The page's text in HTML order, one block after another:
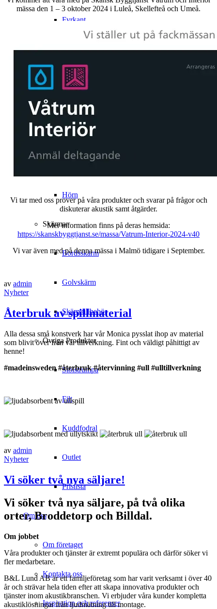
Fyrkant
Rund
Hexagon
Triangel
Plank
Hörn
Skärmar
Bordsskärm
Golvskärm
Skärmtillbehör
Övriga Produkter
Stolstrumpa
Filt
Kuddfodral
Outlet
Prislista
Om oss
Om företaget
Kontakta oss
Inspiration och referenser
mässa den 1 – 3 oktober 2024 i Luleå, Skellefteå och Umeå.
Vi tar med oss prover på våra produkter och svarar på frågor och
diskuterar akustik samt åtgärder.
Mer information finns på deras hemsida:
https://skanskbyggtjanst.se/massa/Vatrum-Interior-2024-v40
Vi var även med på denna mässa i Malmö tidigare i September.
av admin
Nyheter
Återbruk av spillmaterial
Alla dessa små konstverk har vår Monica pysslat ihop av material
som blivit över från vår tillverkning. Fint och väldigt påhittigt av
henne!
#madeinsweden #återbruk #återvinning #ull #ulltillverkning
av admin
Nyheter
Vi söker två nya säljare!
Vi söker två nya säljare, på två olika
orter, Broddetorp och Billdal.
Om jobbet
Våra produkter och tjänster är extremt populära och därför söker vi
fler medarbetare.
B&L Lund AB är ett familjeföretag som har varit verksamt i över 40
år och strävar hela tiden efter att skapa innovativa produkter och
tjänster inom akustikbranschen. Vi erbjuder våra kunder kompletta
akustiklösningar från ljudmätning till montage.